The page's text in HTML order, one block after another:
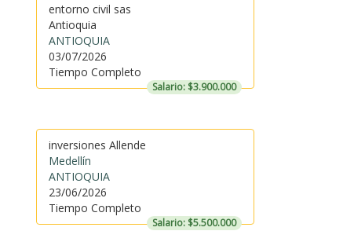
entorno civil sas
Antioquia
ANTIOQUIA
03/07/2026
Tiempo Completo
Salario: $3.900.000
inversiones Allende
Medellín
ANTIOQUIA
23/06/2026
Tiempo Completo
Salario: $5.500.000